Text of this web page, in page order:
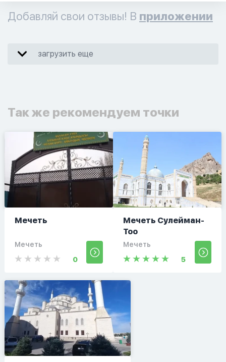
Добавляй свои отзывы! В приложении
загрузить еще
Так же рекомендуем точки
Мечеть
Мечеть
0
Мечеть Сулейман-
Тоо
Мечеть
5